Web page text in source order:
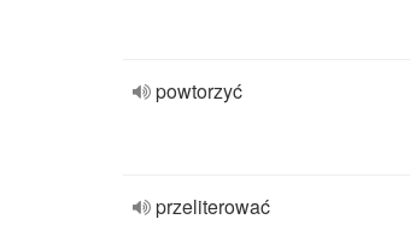
powtorzyć
przeliterować